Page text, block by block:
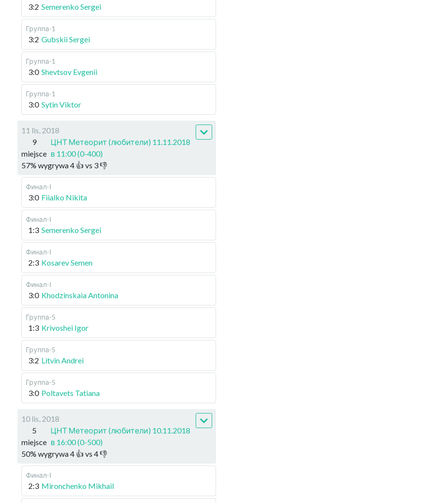
3:2 Semerenko Sergei
Группа-1
3:2 Gubskii Sergei
Группа-1
3:0 Shevtsov Evgenii
Группа-1
3:0 Sytin Viktor
11 lis, 2018
9
miejsce
ЦНТ Метеорит (любители) 11.11.2018
в 11:00 (0-400)
57% wygrywa4 👍 vs 3👎
Финал-I
3:0 Fiialko Nikita
Финал-I
1:3 Semerenko Sergei
Финал-I
2:3 Kosarev Semen
Финал-I
3:0 Khodzinskaia Antonina
Группа-5
1:3 Krivoshei Igor
Группа-5
3:2 Litvin Andrei
Группа-5
3:0 Poltavets Tatiana
10 lis, 2018
5
miejsce
ЦНТ Метеорит (любители) 10.11.2018
в 16:00 (0-500)
50% wygrywa4 👍 vs 4👎
Финал-I
2:3 Mironchenko Mikhail